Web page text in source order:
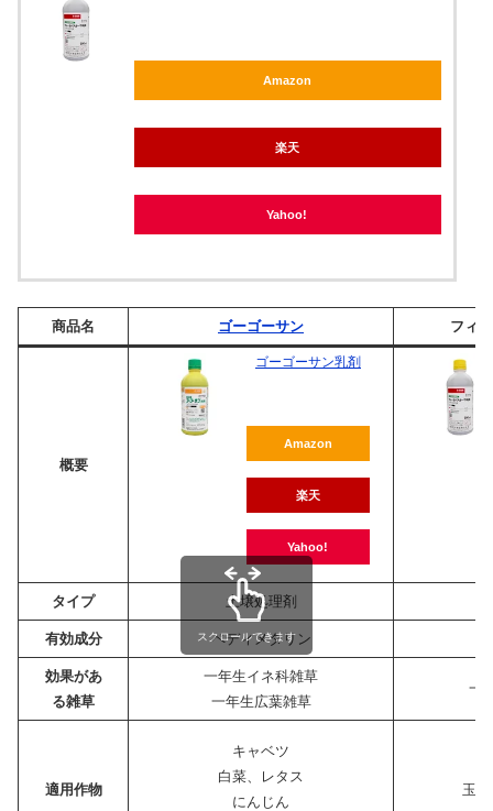
Amazon
楽天
Yahoo!
商品名 ゴーゴーサン フィ
概要
ゴーゴーサン乳剤
Amazon
楽天
Yahoo!
タイプ 土壌処理剤
有効成分 ペディメタリン
効果があ
る雑草
一年生イネ科雑草
一年生広葉雑草
一
適用作物
キャベツ
白菜、レタス
にんじん
玉
スクロールできます